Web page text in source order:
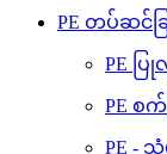
PE တပ်ဆင်ခ
PE ပ
PE စ
PE -